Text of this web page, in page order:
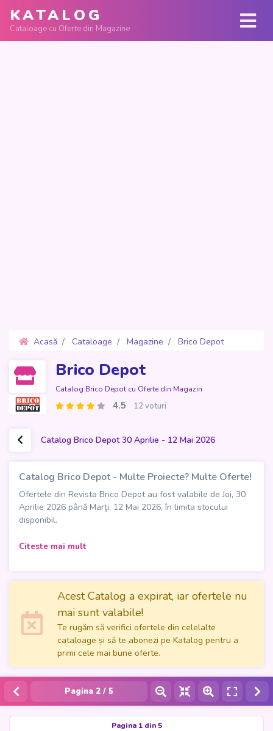
KATALOG
Cataloage cu Oferte din Magazine
Acasă Cataloage Magazine
Brico Depot
Brico Depot
Catalog Brico Depot cu Oferte din Magazin
4.5 12 voturi
Catalog Brico Depot 30 Aprilie - 12 Mai 2026
Catalog Brico Depot - Multe Proiecte? Multe Oferte!
Ofertele din Revista Brico Depot au fost valabile de Joi, 30
Aprilie 2026 până Marţi, 12 Mai 2026, în limita stocului
disponibil.
Catalogul Brico Depot - "Multe proiecte? Multe oferte!"
ofertele valabile între 30.04.2026 și 13.05.2026, astfel încât
fiecare client să poată găsi rapid produsele potrivite pentru
renovări, reparații sau amenajări.
Revista de oferte Brico Depot România este alegerea ideală
pentru cei care vor să economisească timp și bani, având la
îndemână o selecție bine organizată de produse esențiale.
Prin Katalog, catalogul poate fi răsfoit ușor, iar cumpărătorii
pot descoperi oportunități avantajoase pentru proiectele lor,
indiferent de dimensiune.
Citeste mai mult
Acest Catalog a expirat, iar ofertele nu
mai sunt valabile!
Te rugăm să verifici ofertele din celelalte
cataloage și să te abonezi pe Katalog pentru a
primi cele mai bune oferte.
Pagina 2 / 5
Pagina 1 din 5